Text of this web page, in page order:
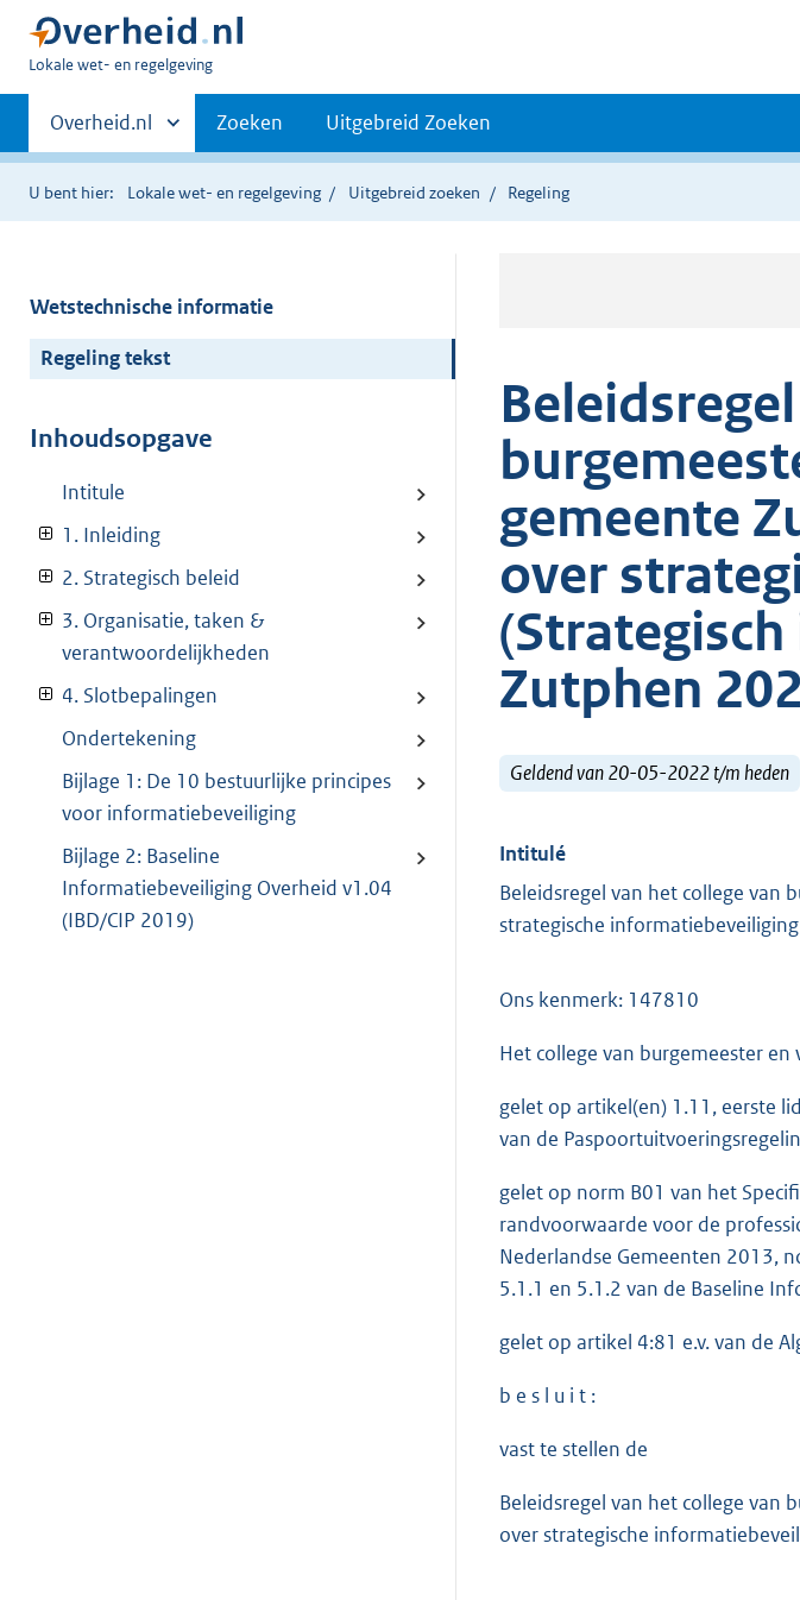
U
hier:
Lokale wet- en regelgeving
Primaire
navigatie
Andere
sites
binnen
Overheid.nl Zoeken Uitgebreid Zoeken
U bent hier: Lokale wet- en regelgeving Uitgebreid zoeken Regeling
Wetstechnische informatie
Regeling tekst
Inhoudsopgave
Intitule
1. Inleiding
2. Strategisch beleid
3. Organisatie, taken &
verantwoordelijkheden
4. Slotbepalingen
Ondertekening
Bijlage 1: De 10 bestuurlijke principes
voor informatiebeveiliging
Bijlage 2: Baseline
Informatiebeveiliging Overheid v1.04
(IBD/CIP 2019)
gemeente
over
Zutphen
Geldend van 20-05-2022 t/m heden
Intitulé
Beleidsregel van het college van
strategische
Ons kenmerk: 147810
Het college van burgemeester
gelet op artikel(en) 1.11, eerste
van de
gelet op norm B01 van het
randvoorwaarde voor de
Nederlandse Gemeenten 2013,
5.1.1 en 5.1.2 van de Baseline
gelet op artikel 4:81 e.v. van de
b e s l u i t :
vast te stellen de
Beleidsregel van het college van
over strategische